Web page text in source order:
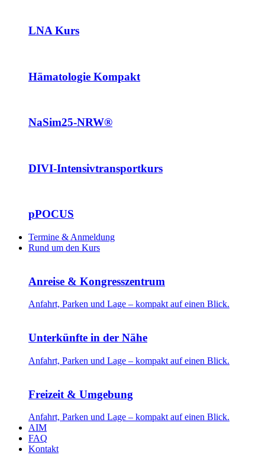
LNA Kurs
Hämatologie Kompakt
NaSim25-NRW®
DIVI-Intensivtransportkurs
pPOCUS
Termine & Anmeldung
Rund um den Kurs
Anreise & Kongresszentrum
Anfahrt, Parken und Lage – kompakt auf einen Blick.
Unterkünfte in der Nähe
Anfahrt, Parken und Lage – kompakt auf einen Blick.
Freizeit & Umgebung
Anfahrt, Parken und Lage – kompakt auf einen Blick.
AIM
FAQ
Kontakt